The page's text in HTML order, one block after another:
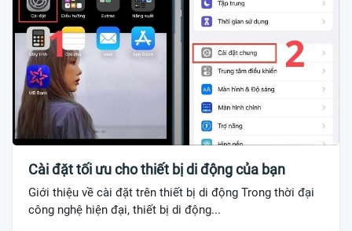
Cài đặt tối ưu cho thiết bị di động của bạn
Giới thiệu về cài đặt trên thiết bị di động Trong thời đại
công nghệ hiện đại, thiết bị di động...